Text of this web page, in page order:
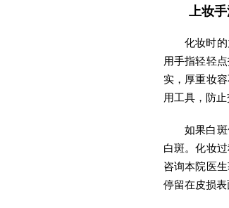
上妆
化妆时
用手指轻轻
实，厚重妆
用工具，防止
如果白
白斑。化妆
咨询本院医
停留在皮损表